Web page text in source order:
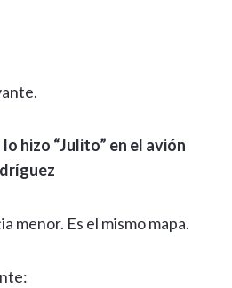
hizo “Julito” en el avión
menor. Es el mismo mapa.